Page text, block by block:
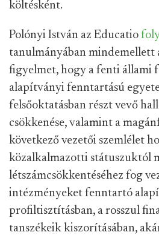
költésként.
Polónyi István az Educatio
tanulmányában mindemellett
figyelmet, hogy a fenti állami
alapítványi fenntartású
felsőoktatásban részt vevő
csökkenése, valamint a
következő vezetői szemlélet
közalkalmazotti státuszuktól
létszámcsökkentéséhez fog
intézményeket fenntartó
profiltisztításban, a rosszul
tanszékeik kiszorításában,